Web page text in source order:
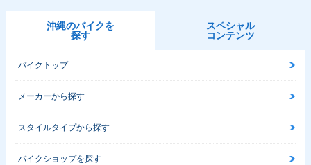
沖縄のバイクを
探す
スペシャル
コンテンツ
バイクトップ
メーカーから探す
スタイルタイプから探す
バイクショップを探す